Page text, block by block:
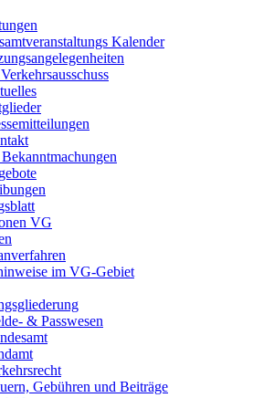
Kalender
VG
im VG-Gebiet
& Passwesen
Gebühren und Beiträge